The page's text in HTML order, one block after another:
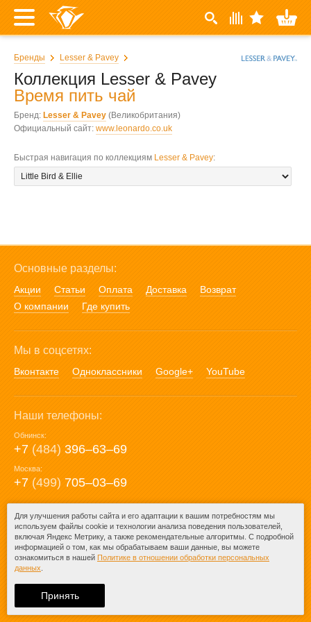
Бренды Lesser & Pavey
Коллекция Lesser & Pavey
Время пить чай
Бренд: Lesser & Pavey (Великобритания)
Официальный сайт: www.leonardo.co.uk
Быстрая навигация по коллекциям Lesser & Pavey:
Основные разделы:
Акции Статьи Оплата Доставка
Возврат
О компании
Где купить
Мы в соцсетях:
Вконтакте Одноклассники Google+ YouTube
Наши телефоны:
Обнинск:
+7 (484) 396‒63‒69
Москва:
+7 (499) 705‒03‒69
E-mail:
mail@posuda40.ru
При любом копировании информации
ссылка на
Для улучшения работы сайта и его адаптации к вашим потребностям мы
используем файлы cookie и технологии анализа поведения пользователей,
включая Яндекс Метрику, а также рекомендательные алгоритмы. С подробной
информацией о том, как мы обрабатываем ваши данные, вы можете
ознакомиться в нашей Политике в отношении обработки персональных
данных
Принять